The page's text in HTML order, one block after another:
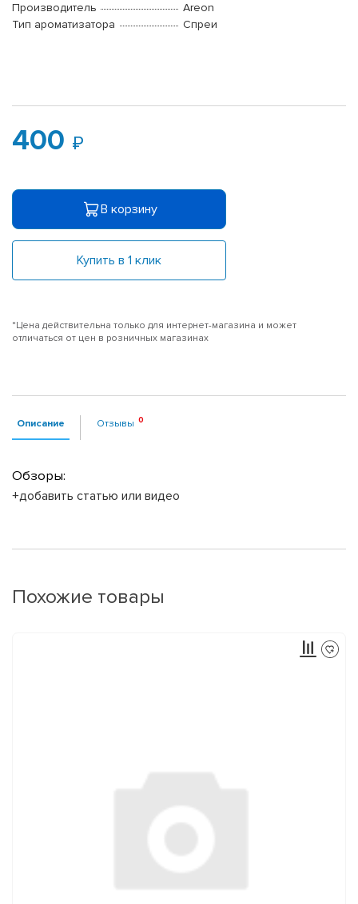
Производитель
Areon
Тип ароматизатора
Спреи
400
В корзину
Купить в 1 клик
*Цена действительна только для интернет-магазина и может
отличаться от цен в розничных магазинах
Описание Отзывы
Обзоры:
+добавить статью или видео
Похожие товары